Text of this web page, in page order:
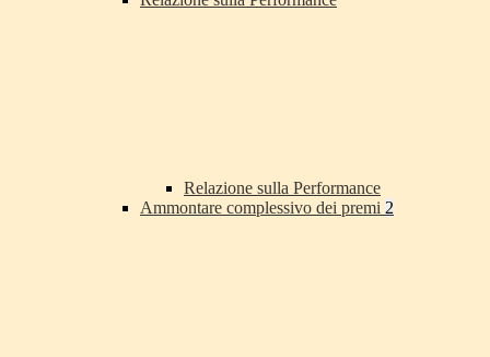
Relazione sulla Performance
Ammontare complessivo dei premi 2